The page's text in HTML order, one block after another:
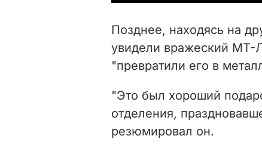
Позднее, находясь на
увидели вражеский
"превратили его в
"Это был хороший
отделения,
резюмировал он.